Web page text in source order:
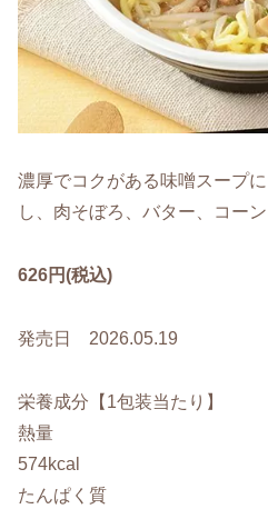
濃厚でコクがある味噌スープ
し、肉そぼろ、バター、コーン
626円(税込)
発売日 2026.05.19
栄養成分【1包装当たり】
熱量
574kcal
たんぱく質